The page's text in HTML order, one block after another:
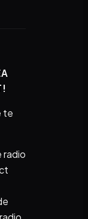
te
radio